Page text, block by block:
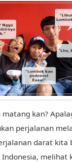
matang kan?
perjalanan
darat kita
melihat